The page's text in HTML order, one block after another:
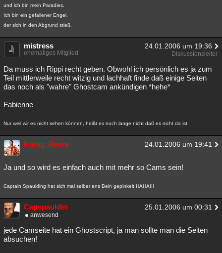
und ich bin mein Paradies.
Ich bin ein gefallener Engel,
der sich in den Abgrund stieß.
mistress 24.01.2006 um 19:36
ehemaliges Mitglied Diskussionsleiter
Da muss ich Rippi recht geben. Obwohl ich persönlich es ja zum
Teil mittlerweile recht witzig und lachhaft finde daß einige Seiten
das noch als "wahre" Ghostcam ankündigen *hehe*
Fabienne
Nur weil wir es nicht sehen können, heißt es noch lange nicht daß es nicht da ist.
König_Rasta 24.01.2006 um 19:41
Ja und so wird es einfach auch mit mehr so Cams sein!
Captain Spaulding hat sich mal selber ans Bein gepinkelt HAHA!!!
Capspauldin 25.01.2006 um 00:31
anwesend
jede Camseite hat ein Ghostscript, ja man sollte man die Seiten
absuchen!